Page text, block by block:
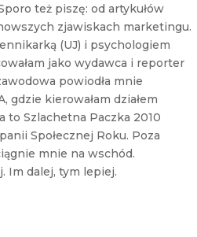
też piszę: od artykułów
zjawiskach marketingu.
(UJ) i psychologiem
jako wydawca i reporter
powiodła mnie
gdzie kierowałam działem
to Szlachetna Paczka 2010
Społecznej Roku. Poza
mnie na wschód.
Im dalej, tym lepiej.